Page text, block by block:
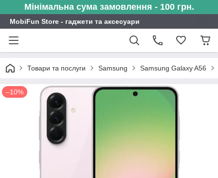
Мінімальна сума замовлення - 100 грн.
MobiFun Store - гаджети та аксесуари
Товари та послуги Samsung Samsung Galaxy A56
–10%